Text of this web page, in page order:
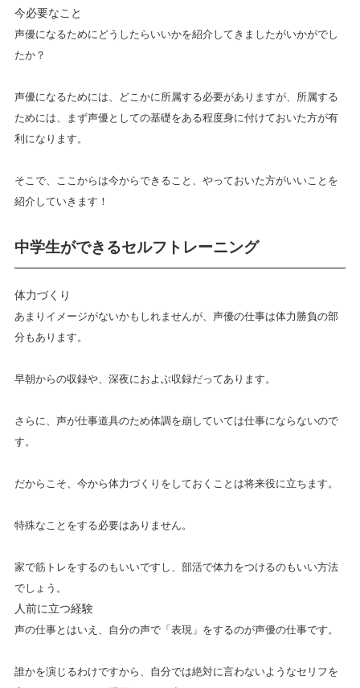
今必要なこと
声優になるためにどうしたらいいかを紹介してきましたがいかがでし
たか？
声優になるためには、どこかに所属する必要がありますが、所属する
ためには、まず声優としての基礎をある程度身に付けておいた方が有
利になります。
そこで、ここからは今からできること、やっておいた方がいいことを
紹介していきます！
中学生ができるセルフトレーニング
体力づくり
あまりイメージがないかもしれませんが、声優の仕事は体力勝負の部
分もあります。
早朝からの収録や、深夜におよぶ収録だってあります。
さらに、声が仕事道具のため体調を崩していては仕事にならないので
す。
だからこそ、今から体力づくりをしておくことは将来役に立ちます。
特殊なことをする必要はありません。
家で筋トレをするのもいいですし、部活で体力をつけるのもいい方法
でしょう。
人前に立つ経験
声の仕事とはいえ、自分の声で「表現」をするのが声優の仕事です。
誰かを演じるわけですから、自分では絶対に言わないようなセリフを